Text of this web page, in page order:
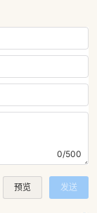
0/500
预览 发送